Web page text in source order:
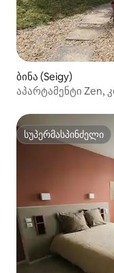
ბინა (Seigy)
აპარტამენტი Zen,
სუპერმასპინძელი
სუპერმასპინძელი